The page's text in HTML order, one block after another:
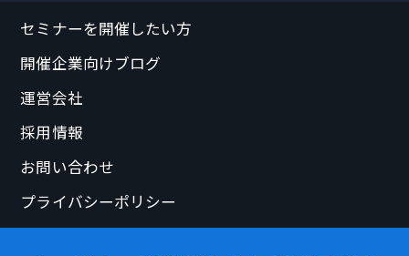
セミナーを開催したい方
開催企業向けブログ
運営会社
採用情報
お問い合わせ
プライバシーポリシー